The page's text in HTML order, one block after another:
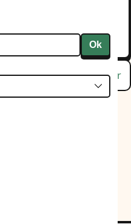
Ok
Masquer